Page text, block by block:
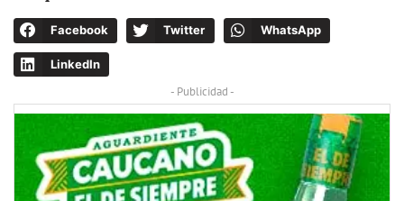
Facebook Twitter WhatsApp
LinkedIn
- Publicidad -